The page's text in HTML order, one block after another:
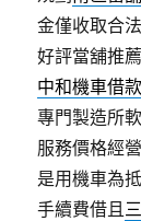
金僅收取合
好評當舖推
中和機車借款
專門製造所
服務價格經
是用機車為
手續費借且